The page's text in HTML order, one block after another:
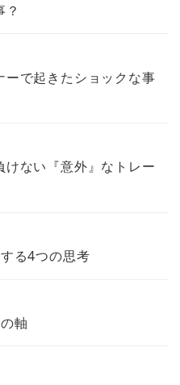
ーで起きたショックな事
ない『意外』なトレー
る4つの思考
軸